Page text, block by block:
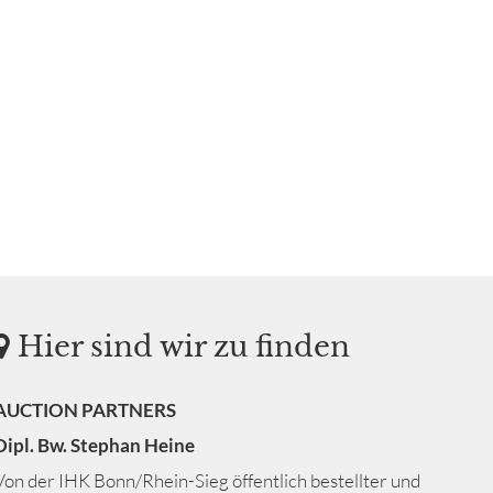
Hier sind wir zu finden
PARTNERS
Bw. Stephan Heine
der IHK Bonn/Rhein-Sieg öffentlich bestellter und